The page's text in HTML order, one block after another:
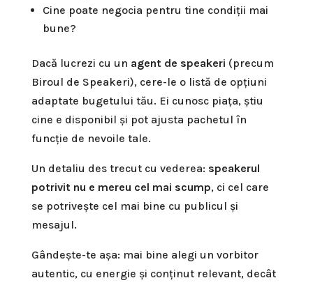
Cine poate negocia pentru tine condiții mai
bune?
Dacă lucrezi cu un agent de speakeri (precum
Biroul de Speakeri), cere-le o listă de opțiuni
adaptate bugetului tău. Ei cunosc piața, știu
cine e disponibil și pot ajusta pachetul în
funcție de nevoile tale.
Un detaliu des trecut cu vederea: speakerul
potrivit nu e mereu cel mai scump, ci cel care
se potrivește cel mai bine cu publicul și
mesajul.
Gândește-te așa: mai bine alegi un vorbitor
autentic, cu energie și conținut relevant, decât